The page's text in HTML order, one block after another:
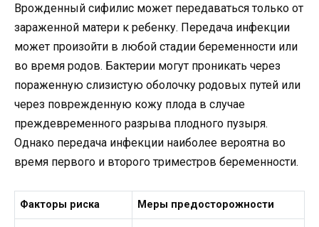
Врожденный сифилис может передаваться только от
зараженной матери к ребенку. Передача инфекции
может произойти в любой стадии беременности или
во время родов. Бактерии могут проникать через
пораженную слизистую оболочку родовых путей или
через поврежденную кожу плода в случае
преждевременного разрыва плодного пузыря.
Однако передача инфекции наиболее вероятна во
время первого и второго триместров беременности.
Факторы риска Меры предосторожности